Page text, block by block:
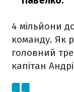
4 мільйони
команду. Як
головний
капітан